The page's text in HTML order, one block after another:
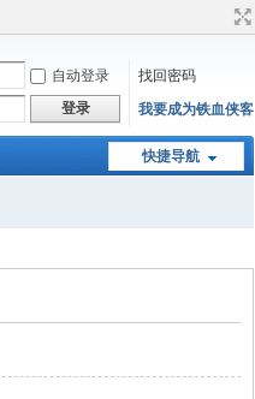
自动登录
找回密码
登录 我要成为铁血侠客
快捷导航